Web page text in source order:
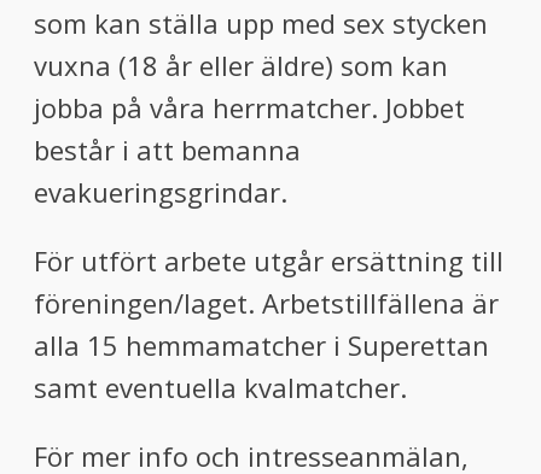
som kan ställa upp med sex stycken
vuxna (18 år eller äldre) som kan
jobba på våra herrmatcher. Jobbet
består i att bemanna
evakueringsgrindar.
För utfört arbete utgår ersättning till
föreningen/laget. Arbetstillfällena är
alla 15 hemmamatcher i Superettan
samt eventuella kvalmatcher.
För mer info och intresseanmälan,